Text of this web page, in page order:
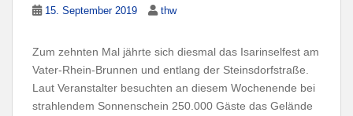
15. September 2019 thw
Zum zehnten Mal jährte sich diesmal das Isarinselfest am
Vater-Rhein-Brunnen und entlang der Steinsdorfstraße.
Laut Veranstalter besuchten an diesem Wochenende bei
strahlendem Sonnenschein 250.000 Gäste das Gelände